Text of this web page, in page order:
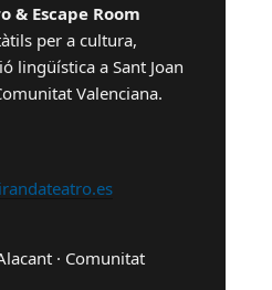
& Escape Room
per a cultura,
lingüística a Sant Joan
Valenciana.
· Comunitat